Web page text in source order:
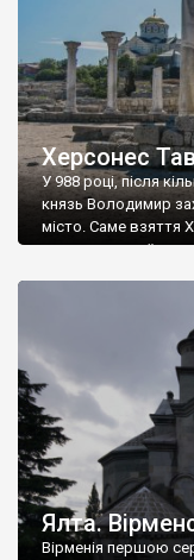
Херсонес
У 988 році, після
князь Володимир
місто. Саме взяття
диктувати свої
Херсонесі
А потім було
Ялта.
Вірменія першою